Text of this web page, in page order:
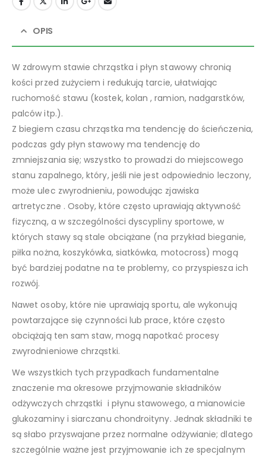
OPIS
W zdrowym stawie chrząstka i płyn stawowy chronią
kości przed zużyciem i redukują tarcie, ułatwiając
ruchomość stawu (kostek, kolan , ramion, nadgarstków,
palców itp.).
Z biegiem czasu chrząstka ma tendencję do ścieńczenia,
podczas gdy płyn stawowy ma tendencję do
zmniejszania się; wszystko to prowadzi do miejscowego
stanu zapalnego, który, jeśli nie jest odpowiednio leczony,
może ulec zwyrodnieniu, powodując zjawiska
artretyczne . Osoby, które często uprawiają aktywność
fizyczną, a w szczególności dyscypliny sportowe, w
których stawy są stale obciążane (na przykład bieganie,
piłka nożna, koszykówka, siatkówka, motocross) mogą
być bardziej podatne na te problemy, co przyspiesza ich
rozwój.
Nawet osoby, które nie uprawiają sportu, ale wykonują
powtarzające się czynności lub prace, które często
obciążają ten sam staw, mogą napotkać procesy
zwyrodnieniowe chrząstki.
We wszystkich tych przypadkach fundamentalne
znaczenie ma okresowe przyjmowanie składników
odżywczych chrząstki i płynu stawowego, a mianowicie
glukozaminy i siarczanu chondroityny. Jednak składniki te
są słabo przyswajane przez normalne odżywianie; dlatego
szczególnie ważne jest przyjmowanie ich ze specjalnym